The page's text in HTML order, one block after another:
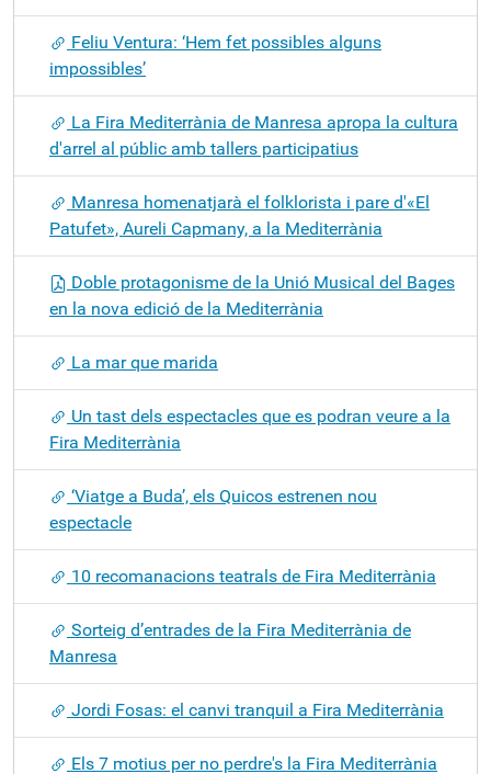
Feliu Ventura: ‘Hem fet possibles alguns
impossibles’
La Fira Mediterrània de Manresa apropa la cultura
d'arrel al públic amb tallers participatius
Manresa homenatjarà el folklorista i pare d'«El
Patufet», Aureli Capmany, a la Mediterrània
Doble protagonisme de la Unió Musical del Bages
en la nova edició de la Mediterrània
La mar que marida
Un tast dels espectacles que es podran veure a la
Fira Mediterrània
‘Viatge a Buda’, els Quicos estrenen nou
espectacle
10 recomanacions teatrals de Fira Mediterrània
Sorteig d’entrades de la Fira Mediterrània de
Manresa
Jordi Fosas: el canvi tranquil a Fira Mediterrània
Els 7 motius per no perdre's la Fira Mediterrània